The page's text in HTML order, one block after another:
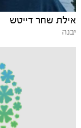
אילת שחר דייטש
יבנה